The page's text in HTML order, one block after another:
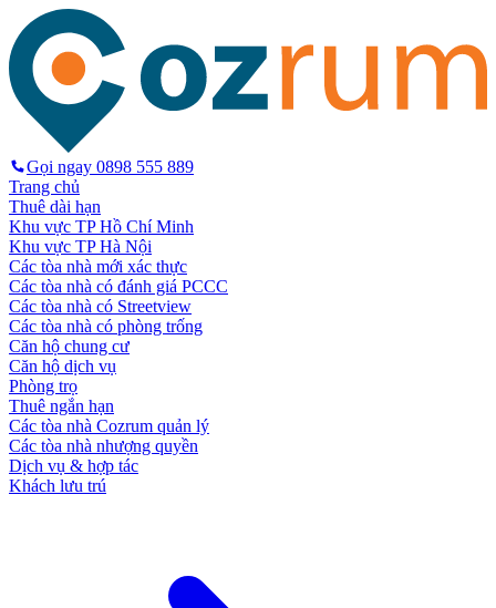
Gọi ngay 0898 555 889
Trang chủ
Thuê dài hạn
Khu vực TP Hồ Chí Minh
Khu vực TP Hà Nội
Các tòa nhà mới xác thực
Các tòa nhà có đánh giá PCCC
Các tòa nhà có Streetview
Các tòa nhà có phòng trống
Căn hộ chung cư
Căn hộ dịch vụ
Phòng trọ
Thuê ngắn hạn
Các tòa nhà Cozrum quản lý
Các tòa nhà nhượng quyền
Dịch vụ & hợp tác
Khách lưu trú